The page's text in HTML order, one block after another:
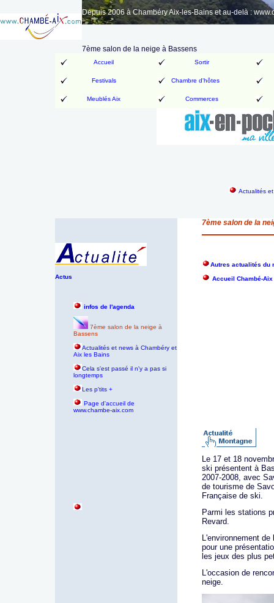
Depuis 2006 à Chambéry Aix-les-Bains et au-delà :
7ème salon de la neige à Bassens
Accueil Sortir
Festivals Chambre d'hôtes
Meublés Aix Commerces
Actualités
7ème salon de la
Actus
Autres actualités du
Accueil Chambé-Aix
infos de l'agenda
7ème salon de la neige à
Bassens
Actualités et news à Chambéry et
Aix les Bains
Cela s'est passé il n'y a pas si
longtemps
Les p'tits +
Page d'accueil de
www.chambe-aix.com
Le 17 et 18
ski présentent à
2007-2008, avec
de tourisme de
Française de ski.
Parmi les stations
Revard.
L'environnement
pour une
les jeux des plus
L'occasion de
neige.